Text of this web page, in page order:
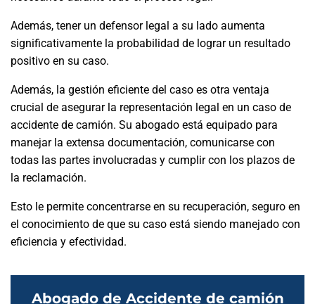
Además, tener un defensor legal a su lado aumenta
significativamente la probabilidad de lograr un resultado
positivo en su caso.
Además, la gestión eficiente del caso es otra ventaja
crucial de asegurar la representación legal en un caso de
accidente de camión. Su abogado está equipado para
manejar la extensa documentación, comunicarse con
todas las partes involucradas y cumplir con los plazos de
la reclamación.
Esto le permite concentrarse en su recuperación, seguro en
el conocimiento de que su caso está siendo manejado con
eficiencia y efectividad.
Abogado de Accidente de camión